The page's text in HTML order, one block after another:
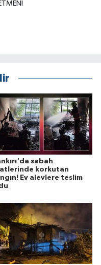
sabah
korkutan
Ev alevlere teslim